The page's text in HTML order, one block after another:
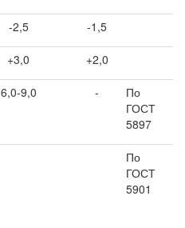
-2,5 -1,5
+3,0 +2,0
6,0-9,0 -
По
ГОСТ
5897
По
ГОСТ
5901